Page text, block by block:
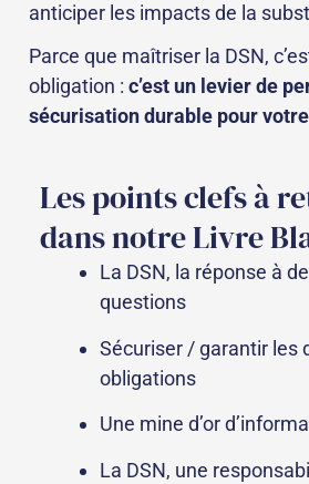
anticiper les impacts de la
Parce que maîtriser la DSN,
obligation : c’est un levier de
sécurisation durable pour
Les points clefs à
dans notre Livre
La DSN, la réponse à
questions
Sécuriser / garantir les
obligations
Une mine d’or
La DSN, une